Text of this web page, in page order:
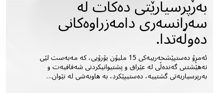
بەرپرسیارێتى دەکات لە
سەرانسەرى دامەزراوەکانى
دەوڵەتدا.
ئەمڕۆ دەستپێشخەرییەکى 15 ملیۆن یۆرۆیى، کە مەبەست لێى
نەهێشتنى گەندەڵى لە عێراق و پشتیوانیکردنى شەفافیەت و
بەرپرسیاریەتى گشتییە، دەستیپێکرد، بە هاوبەشى لە نێوان…